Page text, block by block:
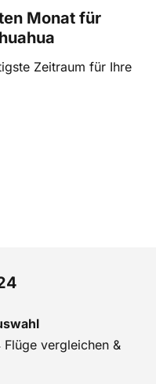
Monat für
Zeitraum für Ihre
vergleichen &